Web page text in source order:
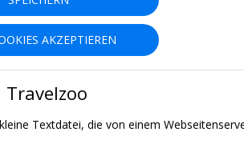
AKZEPTIEREN
Travelzoo
Textdatei, die von einem